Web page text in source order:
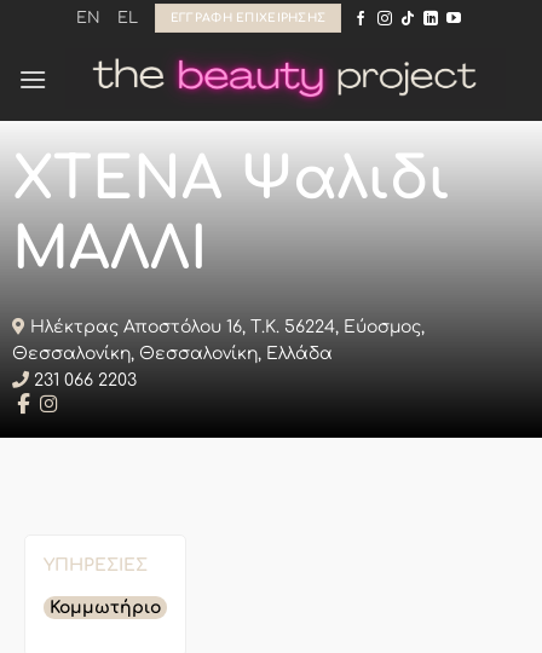
Μετάβαση
περιεχόμενο
EN EL ΕΓΓΡΑΦΉ ΕΠΙΧΕΊΡΗΣΗΣ
ΧΤΕΝΑ Ψαλιδι
ΜΑΛΛΙ
Ηλέκτρας Αποστόλου 16, Τ.Κ. 56224, Εύοσμος,
Θεσσαλονίκη, Θεσσαλονίκη, Ελλάδα
231 066 2203
ΥΠΗΡΕΣΊΕΣ
Κομμωτήριο